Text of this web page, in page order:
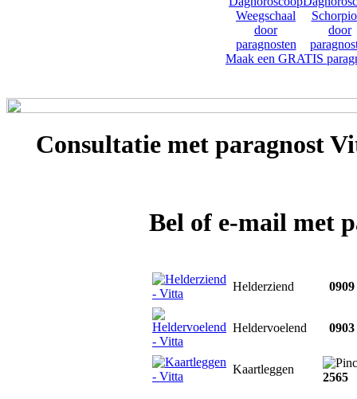
Maak een GRATIS
Consultatie met paragnost
Bel of e-mail met
Helderziend
Heldervoelend
Kaartleggen
2565